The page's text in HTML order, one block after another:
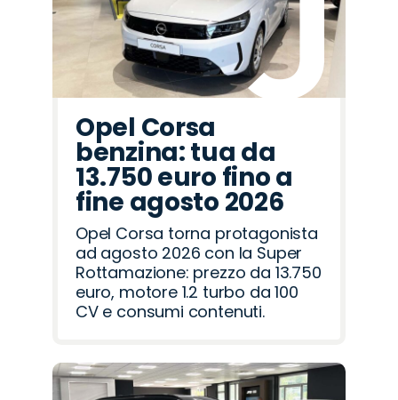
Opel Corsa
benzina: tua da
13.750 euro fino a
fine agosto 2026
Opel Corsa torna protagonista
ad agosto 2026 con la Super
Rottamazione: prezzo da 13.750
euro, motore 1.2 turbo da 100
CV e consumi contenuti.